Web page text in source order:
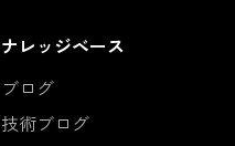
ナレッジベース
ブログ
技術ブログ